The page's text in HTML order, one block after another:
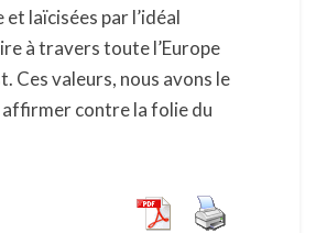
laïcisées par l’idéal
à travers toute l’Europe
Ces valeurs, nous avons le
contre la folie du